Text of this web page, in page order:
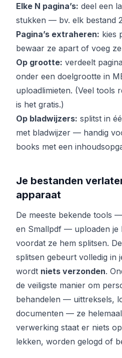
Elke N pagina’s: deel een
stukken — bv. elk bestand 2
Pagina’s extraheren: kies
bewaar ze apart of voeg
Op grootte: verdeelt
onder een doelgrootte in
uploadlimieten. (Veel tools
is het gratis.)
Op bladwijzers: splitst in
met bladwijzer — handig
books met een
Je bestanden
apparaat
De meeste bekende tools
en Smallpdf — uploaden je
voordat ze hem splitsen.
splitsen gebeurt volledig in
wordt niets verzonden.
de veiligste manier om
behandelen — uittreksels,
documenten — ze
verwerking staat er niets
lekken, worden gelogd of